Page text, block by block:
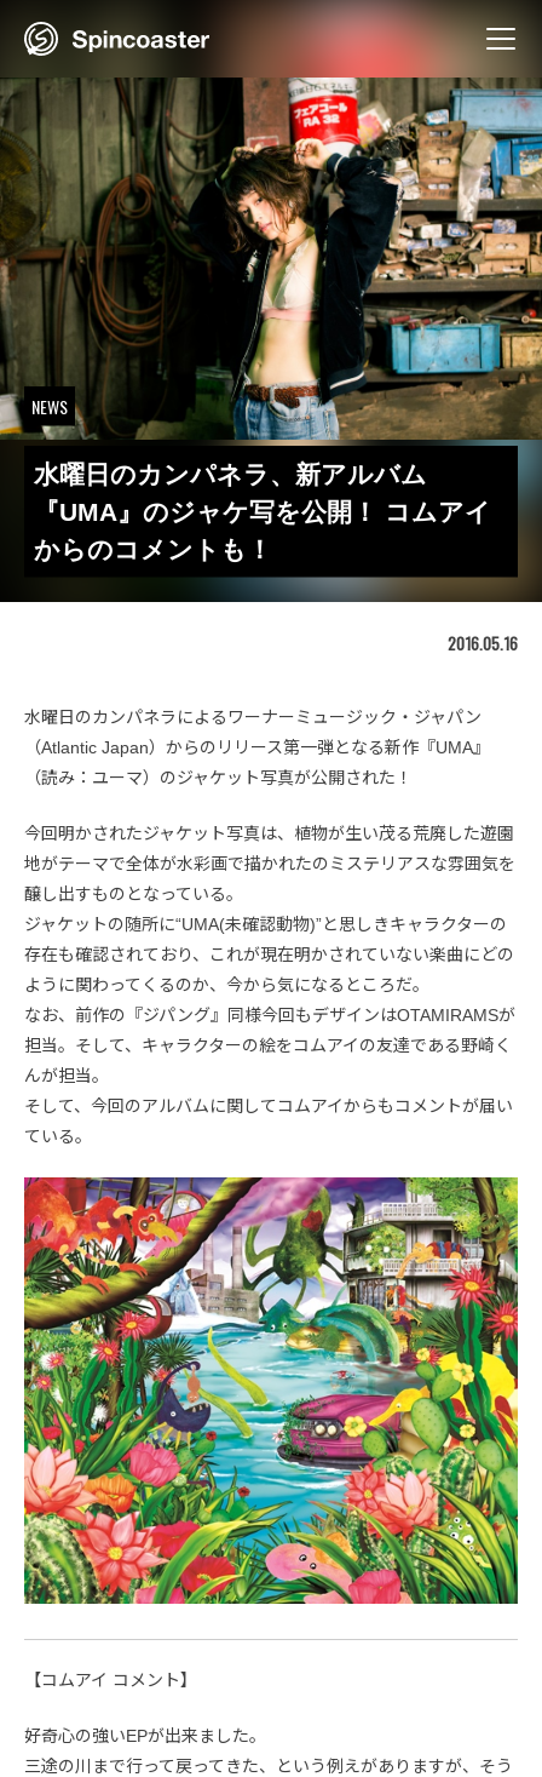
NEWS
水曜日のカンパネラ、新アルバム
『UMA』のジャケ写を公開！ コムアイ
からのコメントも！
2016.05.16
水曜日のカンパネラによるワーナーミュージック・ジャパン
（Atlantic Japan）からのリリース第一弾となる新作『UMA』
（読み：ユーマ）のジャケット写真が公開された！
今回明かされたジャケット写真は、植物が生い茂る荒廃した遊園
地がテーマで全体が水彩画で描かれたのミステリアスな雰囲気を
醸し出すものとなっている。
ジャケットの随所に“UMA(未確認動物)”と思しきキャラクターの
存在も確認されており、これが現在明かされていない楽曲にどの
ように関わってくるのか、今から気になるところだ。
なお、前作の『ジパング』同様今回もデザインはOTAMIRAMSが
担当。そして、キャラクターの絵をコムアイの友達である野崎く
んが担当。
そして、今回のアルバムに関してコムアイからもコメントが届い
ている。
【コムアイ コメント】
好奇心の強いEPが出来ました。
三途の川まで行って戻ってきた、という例えがありますが、そう